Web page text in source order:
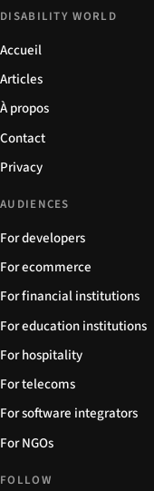
DISABILITY WORLD
Accueil
Articles
À propos
Contact
Privacy
AUDIENCES
For developers
For ecommerce
For financial institutions
For education institutions
For hospitality
For telecoms
For software integrators
For NGOs
FOLLOW